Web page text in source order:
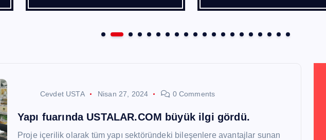
Cevdet USTA Nisan 27, 2024 0 Comments
Yapı fuarında USTALAR.COM büyük ilgi gördü.
Proje içerilik olarak tüm yapı sektöründeki bileşenlere avantajlar sunan